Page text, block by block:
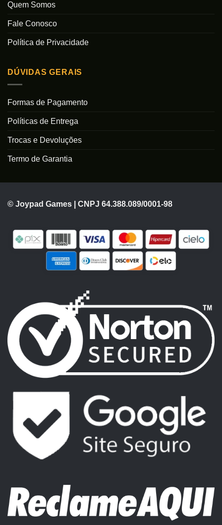
Quem Somos
Fale Conosco
Política de Privacidade
DÚVIDAS GERAIS
Formas de Pagamento
Políticas de Entrega
Trocas e Devoluções
Termo de Garantia
© Joypad Games | CNPJ 64.388.089/0001-98